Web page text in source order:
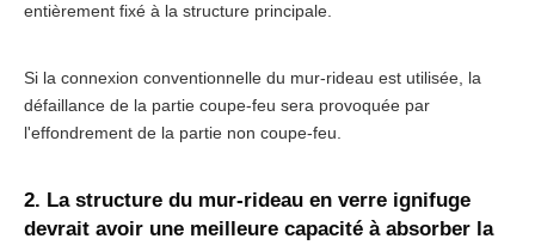
entièrement fixé à la structure principale.
Si la connexion conventionnelle du mur-rideau est utilisée, la
défaillance de la partie coupe-feu sera provoquée par
l'effondrement de la partie non coupe-feu.
2. La structure du mur-rideau en verre ignifuge
devrait avoir une meilleure capacité à absorber la